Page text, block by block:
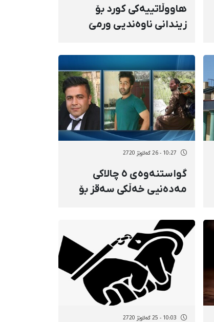
هاووڵاتییەکی کورد بۆ
زیندانی ناوەندیی ورمێ
10:27 - 26 گەلاوێژ 2720
گواستنەوەی ٥ چالاکی
مەدەنیی خەڵکی سەقز بۆ
10:03 - 25 گەلاوێژ 2720